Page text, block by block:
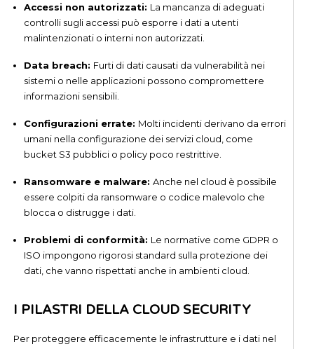
Accessi non autorizzati: La mancanza di adeguati
controlli sugli accessi può esporre i dati a utenti
malintenzionati o interni non autorizzati.
Data breach: Furti di dati causati da vulnerabilità nei
sistemi o nelle applicazioni possono compromettere
informazioni sensibili.
Configurazioni errate: Molti incidenti derivano da errori
umani nella configurazione dei servizi cloud, come
bucket S3 pubblici o policy poco restrittive.
Ransomware e malware: Anche nel cloud è possibile
essere colpiti da ransomware o codice malevolo che
blocca o distrugge i dati.
Problemi di conformità: Le normative come GDPR o
ISO impongono rigorosi standard sulla protezione dei
dati, che vanno rispettati anche in ambienti cloud.
I PILASTRI DELLA CLOUD SECURITY
Per proteggere efficacemente le infrastrutture e i dati nel